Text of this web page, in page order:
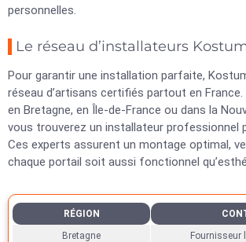
personnelles.
Le réseau d’installateurs
Pour garantir une installation parfaite,
réseau d’artisans certifiés partout en
en Bretagne, en Île-de-France ou dans la
vous trouverez un installateur professionnel
Ces experts assurent un montage optimal,
chaque portail soit aussi fonctionnel
RÉGION
Bretagne
Fournisseur